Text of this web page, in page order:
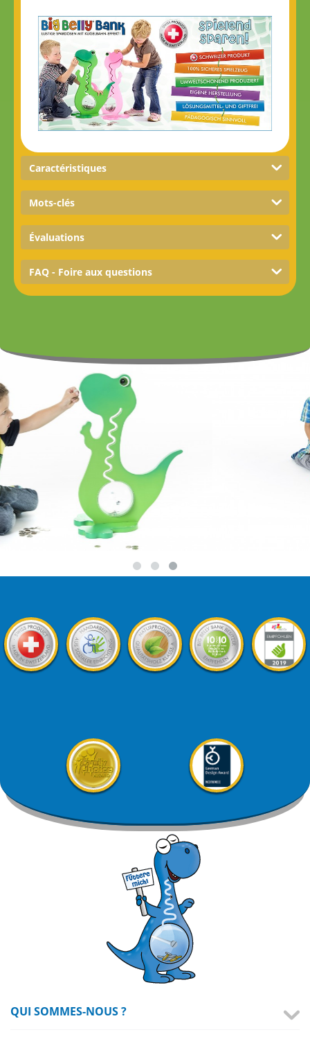
Caractéristiques
Mots-clés
Évaluations
FAQ - Foire aux questions
QUI SOMMES-NOUS ?